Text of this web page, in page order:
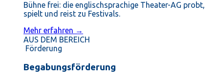
Bühne frei: die englischsprachige Theater-AG probt,
spielt und reist zu Festivals.
Mehr erfahren →
AUS DEM BEREICH
Förderung
Begabungsförderung